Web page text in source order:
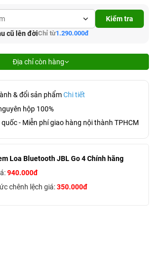
Kiểm tra
cũ lên đờiChỉ từ1.290.000đ
Địa chỉ còn hàng
& đổi sản phẩmChi tiết
hộp 100%
- Miễn phí giao hàng nội thành TPHCM
Loa Bluetooth JBL Go 4 Chính hãng
940.000đ
chênh lệch giá:350.000đ